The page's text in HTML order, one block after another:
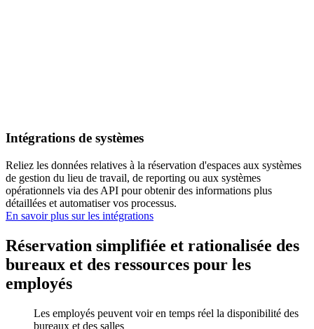
Intégrations de systèmes
Reliez les données relatives à la réservation d'espaces aux systèmes
de gestion du lieu de travail, de reporting ou aux systèmes
opérationnels via des API pour obtenir des informations plus
détaillées et automatiser vos processus.
En savoir plus sur les intégrations
Réservation simplifiée et rationalisée des
bureaux et des ressources pour les
employés
Les employés peuvent voir en temps réel la disponibilité des
bureaux et des salles